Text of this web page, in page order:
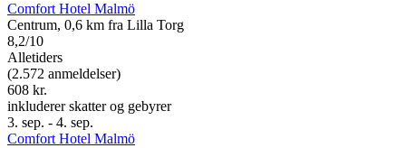
Comfort Hotel Malmö
Centrum, 0,6 km fra Lilla Torg
8,2/10
Alletiders
(2.572 anmeldelser)
608 kr.
inkluderer skatter og gebyrer
3. sep. - 4. sep.
Comfort Hotel Malmö